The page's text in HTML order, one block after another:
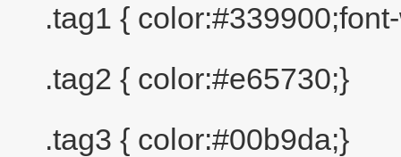
.tag1 {
.tag2 { color:#e65730;}
.tag3 { color:#00b9da;}